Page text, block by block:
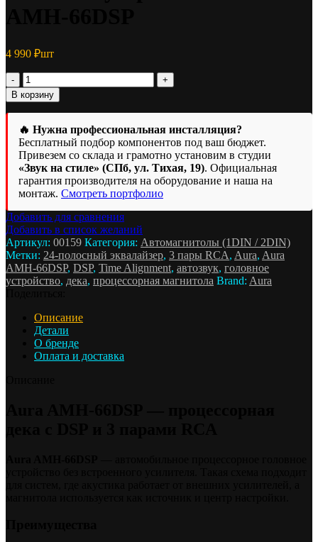
4 990 ₽шт
Количество
товара
Головное
устройство
Aura
AMH-
66DSP
В корзину
🔥 Нужна профессиональная инсталляция?
Бесплатный подбор компонентов под ваш бюджет.
Привезем со склада и грамотно установим в студии
«Звук на стиле» (СПб, ул. Тихая, 19). Официальная
гарантия производителя на оборудование и наша на
монтаж. Смотреть портфолио
Добавить для сравнения
Добавить в список желаний
Артикул: 00159 Категория: Автомагнитолы (1DIN / 2DIN)
Метки: 24-полосный эквалайзер, 3 пары RCA, Aura, Aura
AMH-66DSP, DSP, Time Alignment, автозвук, головное
устройство, дека, процессорная магнитола Brand: Aura
Описание
Детали
О бренде
Оплата и доставка